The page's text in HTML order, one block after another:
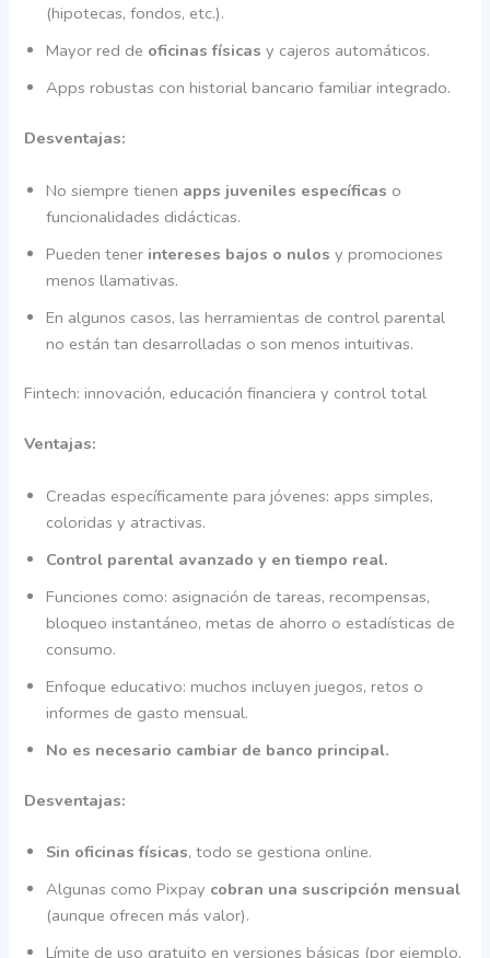
(hipotecas, fondos, etc.).
Mayor red de oficinas físicas y cajeros automáticos.
Apps robustas con historial bancario familiar integrado.
Desventajas:
No siempre tienen apps juveniles específicas o
funcionalidades didácticas.
Pueden tener intereses bajos o nulos y promociones
menos llamativas.
En algunos casos, las herramientas de control parental
no están tan desarrolladas o son menos intuitivas.
Fintech: innovación, educación financiera y control total
Ventajas:
Creadas específicamente para jóvenes: apps simples,
coloridas y atractivas.
Control parental avanzado y en tiempo real.
Funciones como: asignación de tareas, recompensas,
bloqueo instantáneo, metas de ahorro o estadísticas de
consumo.
Enfoque educativo: muchos incluyen juegos, retos o
informes de gasto mensual.
No es necesario cambiar de banco principal.
Desventajas:
Sin oficinas físicas, todo se gestiona online.
Algunas como Pixpay cobran una suscripción mensual
(aunque ofrecen más valor).
Límite de uso gratuito en versiones básicas (por ejemplo,